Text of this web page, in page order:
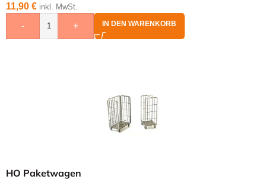
11,90 € inkl. MwSt.
- + IN DEN WARENKORB
HO Paketwagen